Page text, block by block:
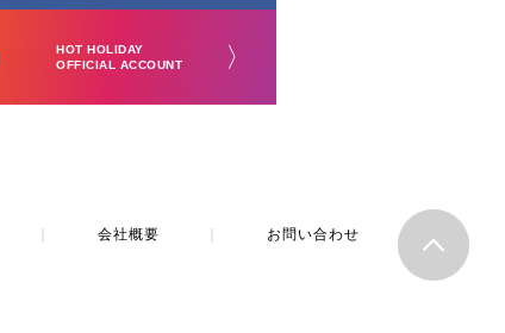
HOT HOLIDAY
OFFICIAL ACCOUNT
〉
会社概要 お問い合わせ